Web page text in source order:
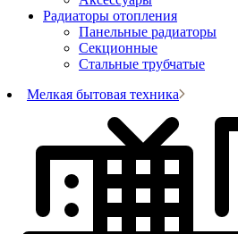
Радиаторы отопления
Панельные радиаторы
Секционные
Стальные трубчатые
Мелкая бытовая техника